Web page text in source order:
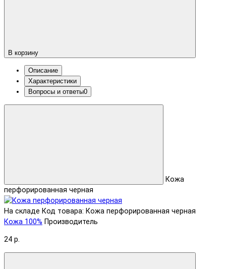
В корзину
Описание
Характеристики
Вопросы и ответы0
Кожа
перфорированная черная
На складе Код товара: Кожа перфорированная черная
Кожа 100% Производитель
24 р.